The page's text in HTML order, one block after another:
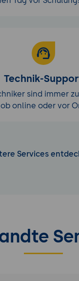
Technik-
sind immer
ob online oder vor
Services